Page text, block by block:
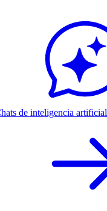
de inteligencia artificial